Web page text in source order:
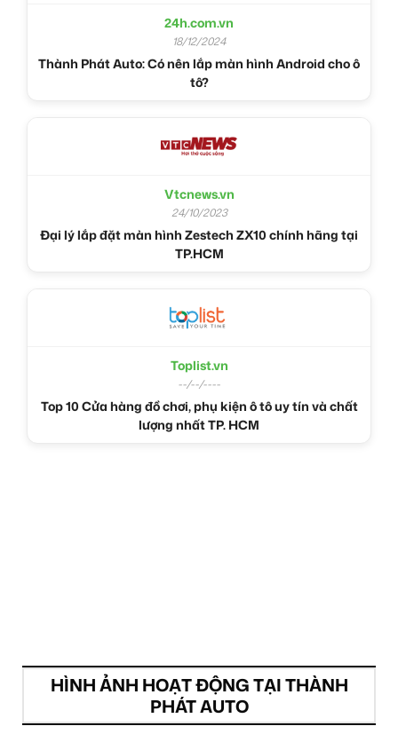
24h.com.vn
18/12/2024
Thành Phát Auto: Có nên lắp màn hình Android cho ô
tô?
Vtcnews.vn
24/10/2023
Đại lý lắp đặt màn hình Zestech ZX10 chính hãng tại
TP.HCM
Toplist.vn
--/--/----
Top 10 Cửa hàng đồ chơi, phụ kiện ô tô uy tín và chất
lượng nhất TP. HCM
HÌNH ẢNH HOẠT ĐỘNG TẠI THÀNH
PHÁT AUTO